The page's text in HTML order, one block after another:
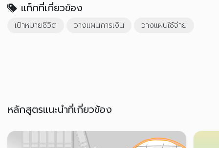
แท็กที่เกี่ยวข้อง
เป้าหมายชีวิต วางแผนการเงิน วางแผนใช้จ่าย
หลักสูตรแนะนำที่เกี่ยวข้อง